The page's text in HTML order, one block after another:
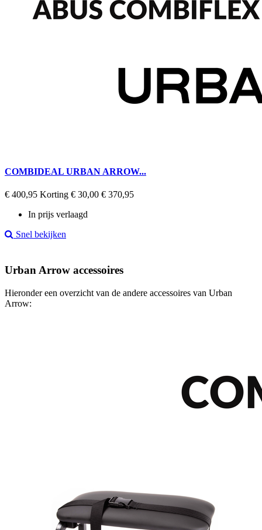
COMBIDEAL URBAN ARROW...
Regular
€ 400,95 Korting € 30,00 Prijs
€ 370,95
In prijs verlaagd
Snel bekijken
Urban Arrow accessoires
Hieronder een overzicht van de andere accessoires van Urban
Arrow: